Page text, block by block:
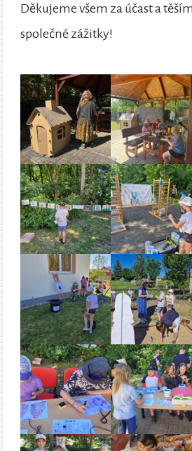
Děkujeme všem za účast a
společné zážitky!